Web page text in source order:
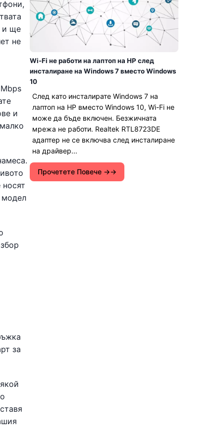
и ще
не
и
модел
за
Wi-Fi не работи на лаптоп на HP след
инсталиране на Windows 7 вместо Windows
10
След като инсталирате Windows 7 на
лаптоп на HP вместо Windows 10, Wi-Fi не
може да бъде включен. Безжичната
мрежа не работи. Realtek RTL8723DE
адаптер не се включва след инсталиране
на драйвер...
Прочетете Повече →